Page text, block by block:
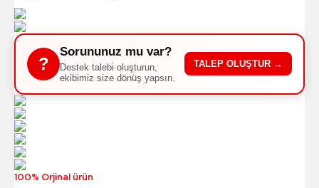
?
Sorununuz mu var?
Destek talebi oluşturun,
ekibimiz size dönüş yapsın.
TALEP OLUŞTUR →
100% Orjinal ürün